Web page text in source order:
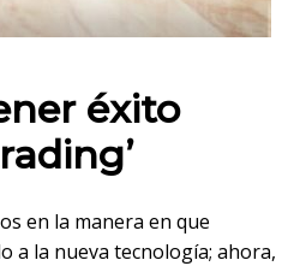
éxito
en la manera en que
a la nueva tecnología; ahora,